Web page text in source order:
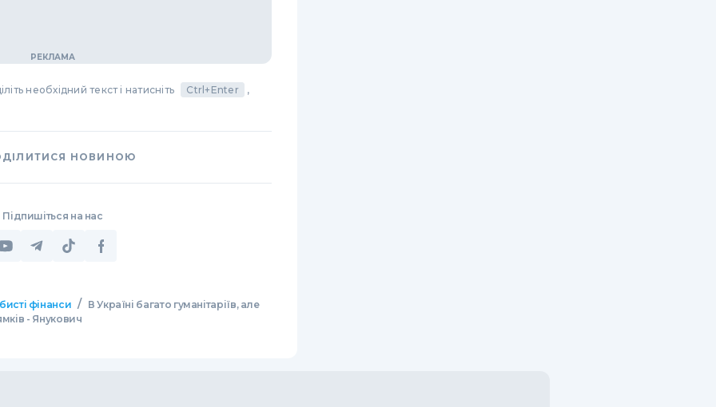
необхідний текст і натисніть Ctrl+Enter ,
НОВИНОЮ
Підпишіться на нас
фінанси /
В Україні багато гуманітаріїв, але
- Янукович